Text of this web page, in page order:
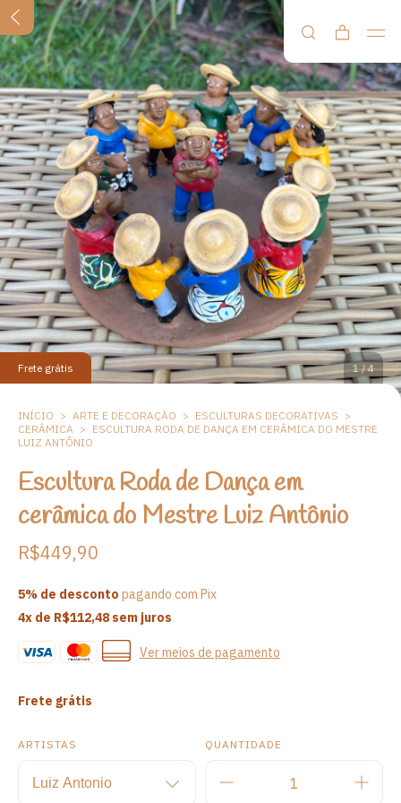
Frete grátis 1/4
INÍCIO > ARTE E DECORAÇÃO > ESCULTURAS DECORATIVAS >
CERÂMICA > ESCULTURA RODA DE DANÇA EM CERÂMICA DO MESTRE
LUIZ ANTÔNIO
Escultura Roda de Dança em
cerâmica do Mestre Luiz Antônio
R$449,90
5% de desconto pagando com Pix
4x de R$112,48sem juros
Ver meios de pagamento
Frete grátis
ARTISTAS QUANTIDADE